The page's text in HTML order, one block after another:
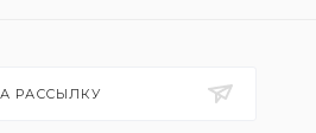
РАССЫЛКУ